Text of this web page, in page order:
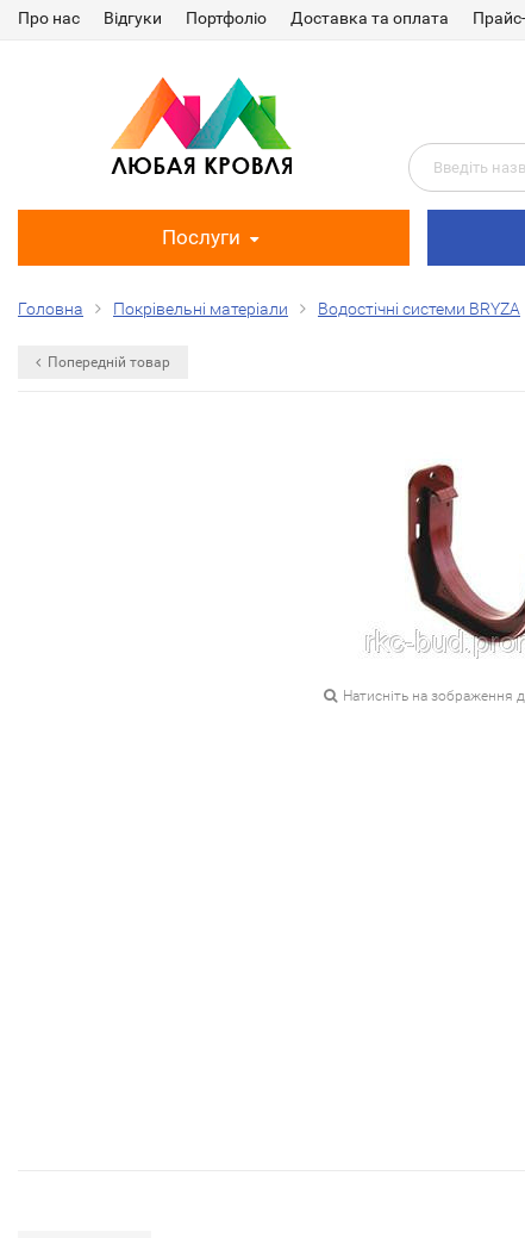
Про нас Відгуки Портфоліо Доставка та оплата
Послуги
Головна Покрівельні матеріали Водостічні системи BRYZA
Попередній товар
Натисніть на зображення